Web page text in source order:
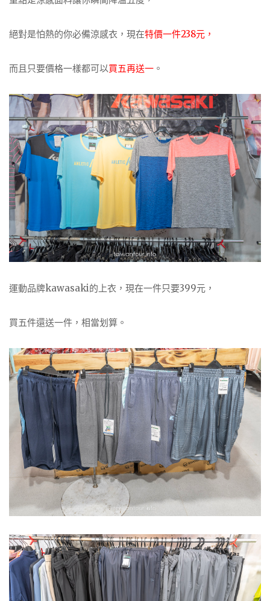
絕對是怕熱的你必備涼感衣，現在特價一件238元，
而且只要價格一樣都可以買五再送一 。
運動品牌kawasaki的上衣，現在一件只要399元，
買五件還送一件，相當划算。